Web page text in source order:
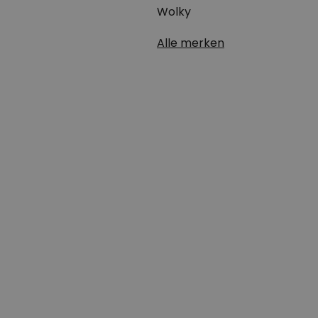
Wolky
Alle merken